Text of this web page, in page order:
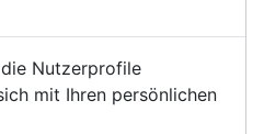
Nutzerprofile
mit Ihren persönlichen